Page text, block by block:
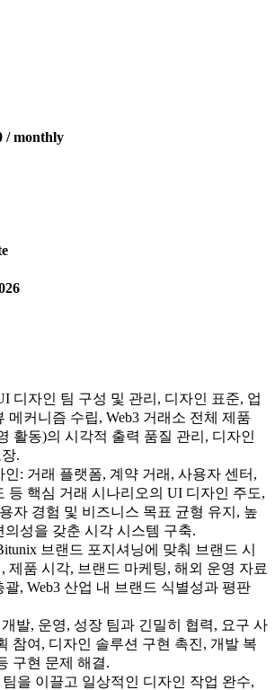
/ monthly
디자인 팀 구성 및 관리, 디자인 표준, 업
메커니즘 수립, Web3 거래소 전체 제품
활동)의 시각적 출력 품질 관리, 디자인
.
: 거래 플랫폼, 계약 거래, 사용자 센터,
등 핵심 거래 시나리오의 UI 디자인 주도,
자 경험 및 비즈니스 목표 균형 유지, 높
의성을 갖춘 시각 시스템 구축.
브랜드 포지셔닝에 맞춰 브랜드 시
제품 시각, 브랜드 마케팅, 해외 운영 자료
, Web3 산업 내 브랜드 식별성과 평판
발, 운영, 성장 팀과 긴밀히 협력, 요구 사
참여, 디자인 솔루션 구현 촉진, 개발 복
구현 문제 해결.
을 이끌고 일상적인 디자인 작업 완수,